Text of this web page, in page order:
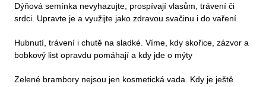
Dýňová semínka nevyhazujte, prospívají vlasům, trávení či
srdci. Upravte je a využijte jako zdravou svačinu i do vaření
Hubnutí, trávení i chutě na sladké. Víme, kdy skořice, zázvor a
bobkový list opravdu pomáhají a kdy jde o mýty
Zelené brambory nejsou jen kosmetická vada. Kdy je ještě